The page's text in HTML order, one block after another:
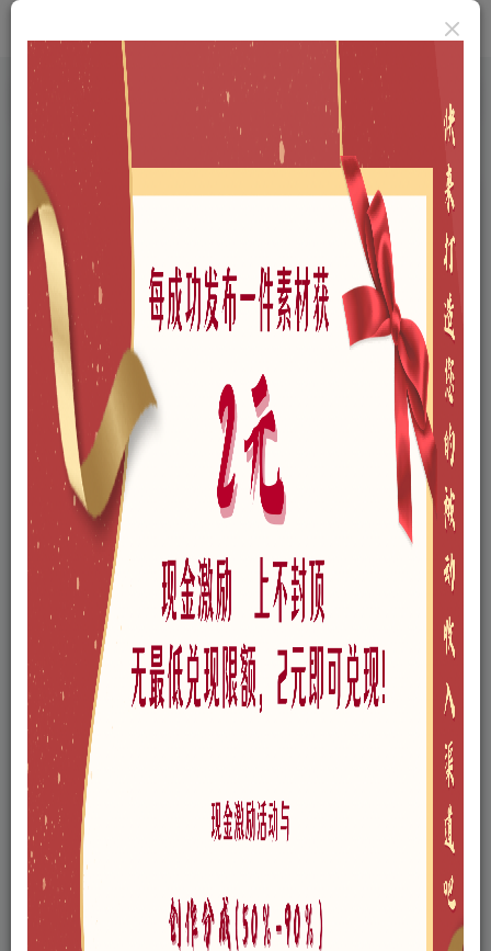
首页 A-三维模型 A1201-数码产品 正文
8个常用接口rhino犀牛模型素材3dm格式
我是一个景观设计师，欢迎大家来与互动。
关注 私信
0
8个常用接口rhino犀牛模型素材3dm格式
此内容为免费资源，请登录后查看
登录查看
格式
风格
文件大小
链接过期私信投稿者，或点此私管理员
免费资源